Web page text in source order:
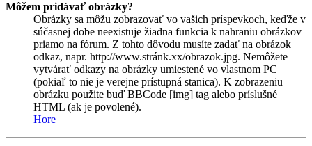
Môžem pridávať obrázky?
Obrázky sa môžu zobrazovať vo vašich príspevkoch, keďže v
súčasnej dobe neexistuje žiadna funkcia k nahraniu obrázkov
priamo na fórum. Z tohto dôvodu musíte zadať na obrázok
odkaz, napr. http://www.stránk.xx/obrazok.jpg. Nemôžete
vytvárať odkazy na obrázky umiestené vo vlastnom PC
(pokiaľ to nie je verejne prístupná stanica). K zobrazeniu
obrázku použite buď BBCode [img] tag alebo príslušné
HTML (ak je povolené).
Hore